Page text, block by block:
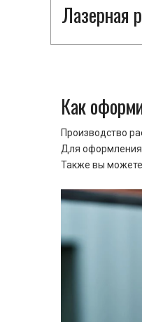
Лазерная
Как
Производство
Для оформления
Также вы можете